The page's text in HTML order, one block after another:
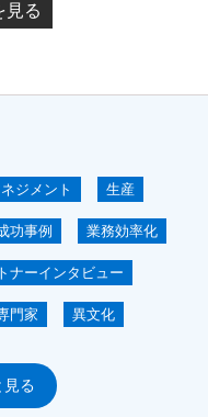
見る
ジメント 生産
功事例 業務効率化
ナーインタビュー
門家 異文化
IoT
見る